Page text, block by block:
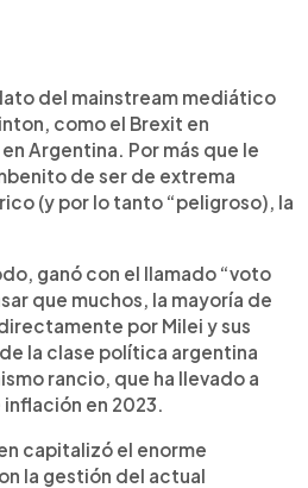
del mainstream mediático
como el Brexit en
Argentina. Por más que le
de ser de extrema
(y por lo tanto “peligroso), la
ganó con el llamado “voto
que muchos, la mayoría de
por Milei y sus
la clase política argentina
rancio, que ha llevado a
en 2023.
capitalizó el enorme
la gestión del actual